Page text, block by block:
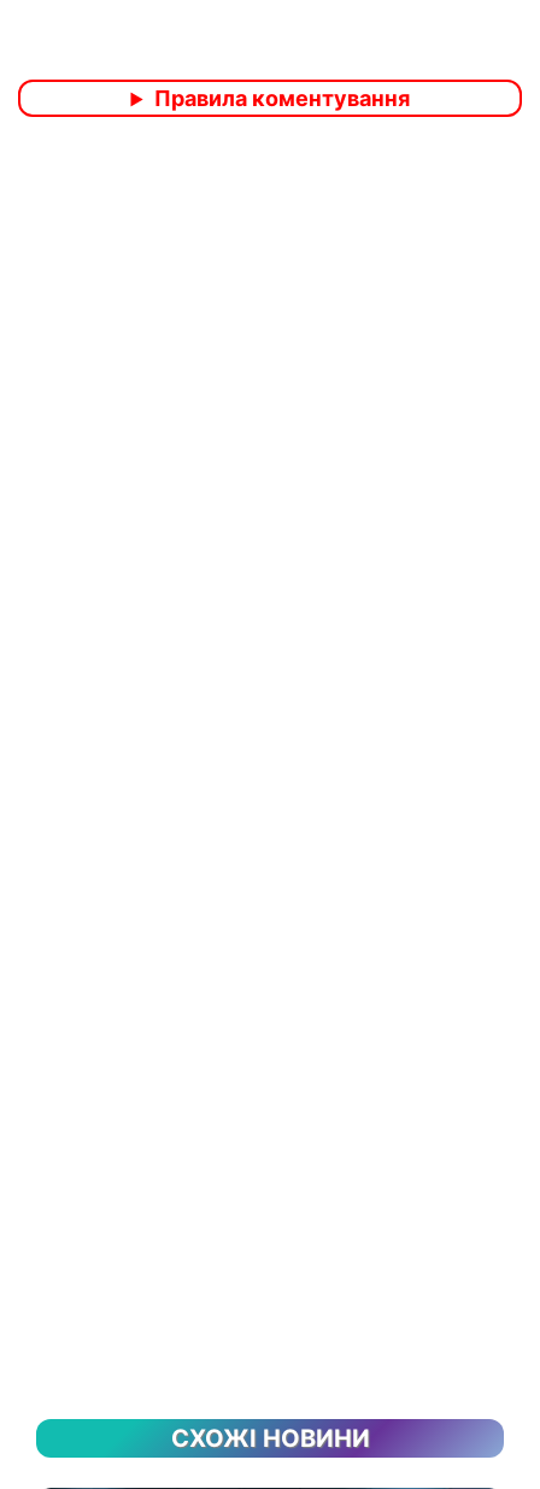
Правила коментування
СХОЖІ НОВИНИ